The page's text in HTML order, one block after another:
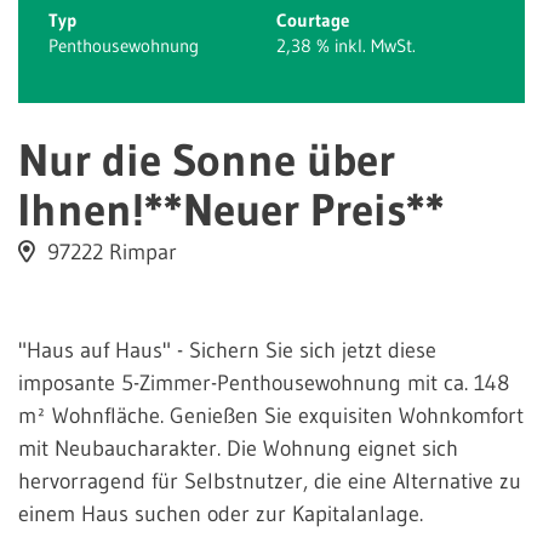
Typ
Penthousewohnung
Courtage
2,38 % inkl. MwSt.
Nur die Sonne über
Ihnen!**Neuer Preis**
97222 Rimpar
"Haus auf Haus" - Sichern Sie sich jetzt diese
imposante 5-Zimmer-Penthousewohnung mit ca. 148
m² Wohnfläche. Genießen Sie exquisiten Wohnkomfort
mit Neubaucharakter. Die Wohnung eignet sich
hervorragend für Selbstnutzer, die eine Alternative zu
einem Haus suchen oder zur Kapitalanlage.